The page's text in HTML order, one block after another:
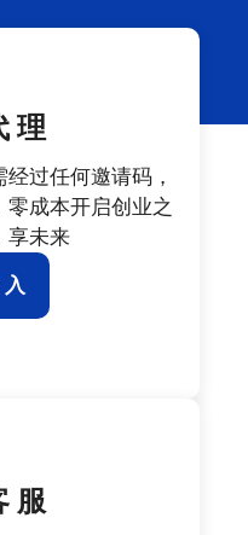
理
过任何邀请码，
成本开启创业之
享未来
入
服